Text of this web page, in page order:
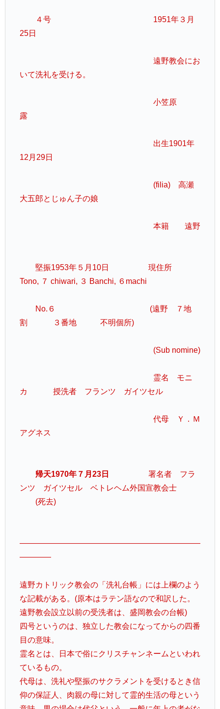
４号 1951年３月
25日
遠野教会にお
いて洗礼を受ける。
小笠原
露
出生1901年
12月29日
(filia) 高瀬
大五郎とじゅん子の娘
本籍 遠野
堅振1953年５月10日 現住所
Tono, ７ chiwari, ３ Banchi, ６machi
No.６ (遠野 ７地
割 ３番地 不明個所)
(Sub nomine)
霊名 モニ
カ 授洗者 フランツ ガイツセル
代母 Ｙ．Ｍ
アグネス
帰天1970年７月23日
署名者 フラ
ンツ ガイツセル ベトレヘム外国宣教会士
(死去)
———————————————————————
————
遠野カトリック教会の「洗礼台帳」には上欄のよう
な記載がある。(原本はラテン語なので和訳した。
遠野教会設立以前の受洗者は、盛岡教会の台帳)
四号というのは、独立した教会になってからの四番
目の意味。
霊名とは、日本で俗にクリスチャンネームといわれ
ているもの。
代母は、洗礼や堅振のサクラメントを受けるとき信
仰の保証人、肉親の母に対して霊的生活の母という